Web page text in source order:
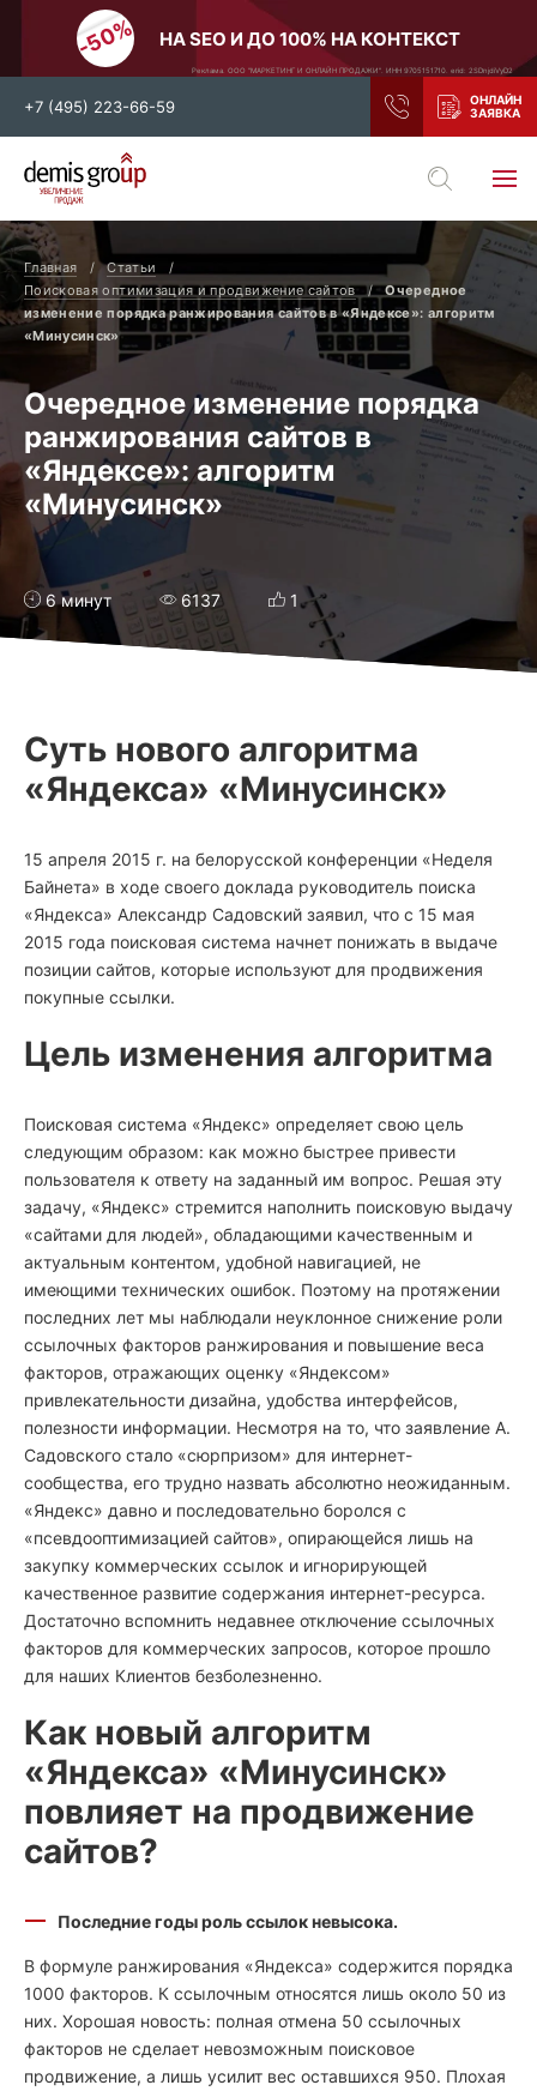
НА SEO И ДО 100% НА КОНТЕКСТ
Реклама. ООО "МАРКЕТИНГ И ОНЛАЙН ПРОДАЖИ". ИНН 9705151710. erid: 2SDnjdiVyD2
+7 (495) 223-66-59
Выберите свой город
Москва
Санкт-Петербург
Нижний Новгород
Тамбов
Воронеж
Тула
Новосибирск
Екатеринбург
Самара
Ростов-на-Дону
Казань
и все регионы РФ
Главная
Статьи
Поисковая оптимизация и продвижение сайтов
Очередное
изменение порядка ранжирования сайтов в «Яндексе»: алгоритм
«Минусинск»
Очередное изменение порядка
ранжирования сайтов в
«Яндексе»: алгоритм
«Минусинск»
6 минут 6137 1
Суть нового алгоритма
«Яндекса» «Минусинск»
15 апреля 2015 г. на белорусской конференции «Неделя
Байнета» в ходе своего доклада руководитель поиска
«Яндекса» Александр Садовский заявил, что с 15 мая
2015 года поисковая система начнет понижать в выдаче
позиции сайтов, которые используют для продвижения
покупные ссылки.
Цель изменения алгоритма
Поисковая система «Яндекс» определяет свою цель
следующим образом: как можно быстрее привести
пользователя к ответу на заданный им вопрос. Решая эту
задачу, «Яндекс» стремится наполнить поисковую выдачу
«сайтами для людей», обладающими качественным и
актуальным контентом, удобной навигацией, не
имеющими технических ошибок. Поэтому на протяжении
последних лет мы наблюдали неуклонное снижение роли
ссылочных факторов ранжирования и повышение веса
факторов, отражающих оценку «Яндексом»
привлекательности дизайна, удобства интерфейсов,
полезности информации. Несмотря на то, что заявление А.
Садовского стало «сюрпризом» для интернет-
сообщества, его трудно назвать абсолютно неожиданным.
«Яндекс» давно и последовательно боролся с
«псевдооптимизацией сайтов», опирающейся лишь на
закупку коммерческих ссылок и игнорирующей
качественное развитие содержания интернет-ресурса.
Достаточно вспомнить недавнее отключение ссылочных
факторов для коммерческих запросов, которое прошло
для наших Клиентов безболезненно.
Как новый алгоритм
«Яндекса» «Минусинск»
повлияет на продвижение
сайтов?
Последние годы роль ссылок невысока.
В формуле ранжирования «Яндекса» содержится порядка
1000 факторов. К ссылочным относятся лишь около 50 из
них. Хорошая новость: полная отмена 50 ссылочных
факторов не сделает невозможным поисковое
продвижение, а лишь усилит вес оставшихся 950. Плохая